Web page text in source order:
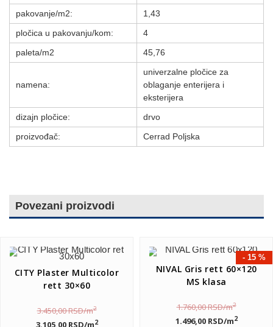
pakovanje/m2:
1,43
pločica u pakovanju/kom:
4
paleta/m2
45,76
namena:
univerzalne pločice za
oblaganje enterijera i
eksterijera
dizajn pločice:
drvo
proizvođač:
Cerrad Poljska
Povezani proizvodi
CITY Plaster Multicolor
rett 30×60
3.450,00RSD/m2
3.105,00 RSD/m2
- 15 %
NIVAL Gris rett 60×120
MS klasa
1.760,00RSD/m2
1.496,00 RSD/m2